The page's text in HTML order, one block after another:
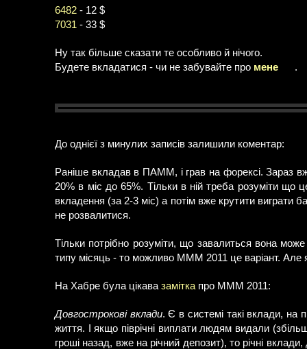
6482 - 12 $
7031 - 33 $
Ну так більше сказати те особливо й нічого.
Будете вкладатися - чи не забувайте про мене .
До однієї з минулих записів залишили коментар:
Раніше вкладав в ПАММ, і грав на форексі. Зараз
20% в міс до 65%. Тільки в ній треба розуміти що
вкладення (за 2-3 міс) а потім вже крутити виграти
не розвалитися.
Тільки потрібно розуміти, що завалиться вона
типу місяць - то можливо МММ 2011 це варіант. Але
На Хабре була цікава замітка про МММ 2011:
Довгострокові вклади. Є в системі такі вклади, на
життя. І якщо піврічні виплати людям видали
гроші назад, вже на річний депозит), то річні